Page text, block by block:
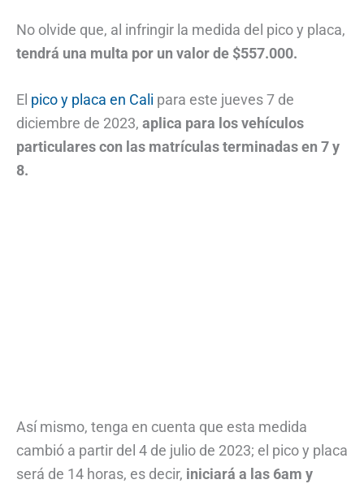
No olvide que, al infringir la medida del pico y placa,
tendrá una multa por un valor de $557.000.
El pico y placa en Cali para este jueves 7 de
diciembre de 2023, aplica para los vehículos
particulares con las matrículas terminadas en 7 y
8.
Así mismo, tenga en cuenta que esta medida
cambió a partir del 4 de julio de 2023; el pico y placa
será de 14 horas, es decir, iniciará a las 6am y